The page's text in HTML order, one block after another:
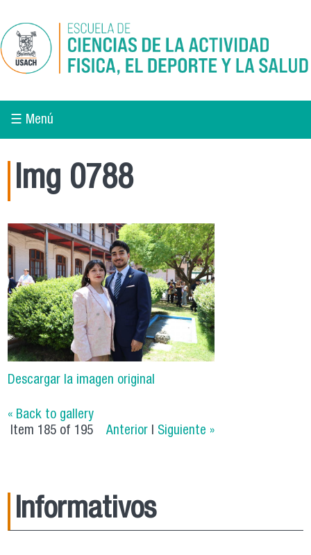
☰ Menú
Img 0788
Descargar la imagen original
« Back to gallery
Item 185 of 195
Anterior Siguiente »
Informativos